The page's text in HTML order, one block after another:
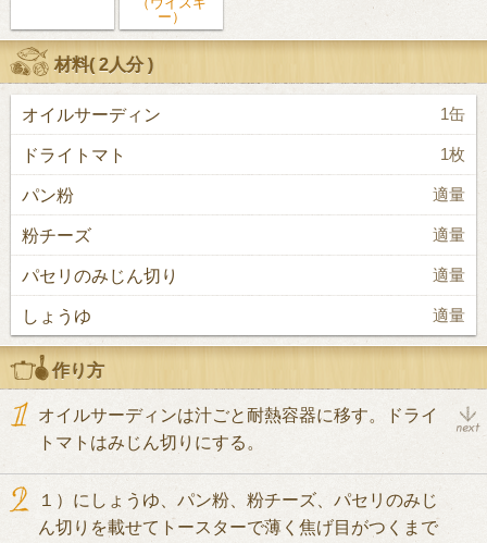
ー）
材料(2人分)
オイルサーディン 1缶
ドライトマト 1枚
パン粉 適量
粉チーズ 適量
パセリのみじん切り 適量
しょうゆ 適量
作り方
オイルサーディンは汁ごと耐熱容器に移す。ドライ
トマトはみじん切りにする。
１）にしょうゆ、パン粉、粉チーズ、パセリのみじ
ん切りを載せてトースターで薄く焦げ目がつくまで